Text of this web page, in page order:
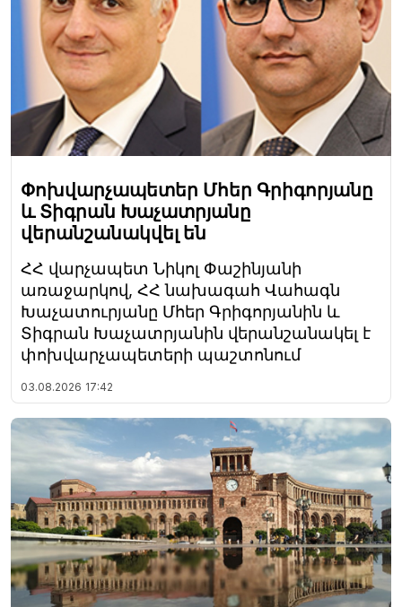
Փոխվարչապետեր Մհեր Գրիգորյանը
և Տիգրան Խաչատրյանը
վերանշանակվել են
ՀՀ վարչապետ Նիկոլ Փաշինյանի
առաջարկով, ՀՀ նախագահ Վահագն
Խաչատուրյանը Մհեր Գրիգորյանին և
Տիգրան Խաչատրյանին վերանշանակել է
փոխվարչապետերի պաշտոնում
03.08.2026 17:42